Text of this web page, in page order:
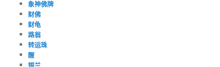
象神佛牌
财佛
财龟
路翁
转运珠
醒
银兰